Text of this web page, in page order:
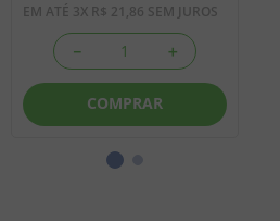
EM ATÉ 3X R$ 21 ,86 SEM JUROS
＋
－
COMPRAR